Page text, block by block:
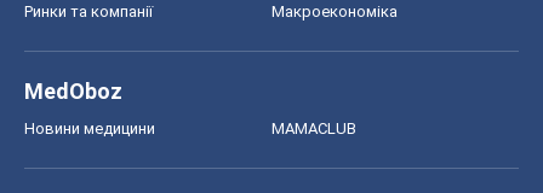
Ринки та компанії Макроекономіка
MedOboz
Новини медицини MAMACLUB